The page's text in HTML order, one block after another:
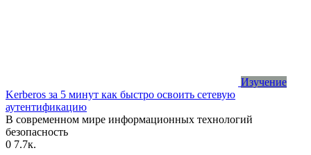
Изучение
Kerberos за 5 минут как быстро освоить сетевую
аутентификацию
В современном мире информационных технологий
безопасность
0 7.7к.